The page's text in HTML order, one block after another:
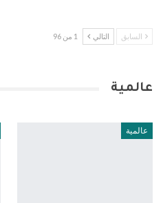
السابق التالي 1 من 96
عالمية
عالمية